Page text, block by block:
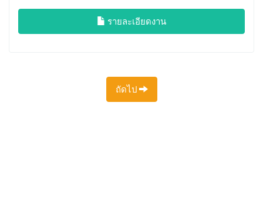
รายละเอียดงาน
ถัดไป